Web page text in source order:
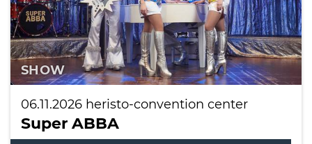
SHOW
06.11.2026 heristo-convention center
Super ABBA